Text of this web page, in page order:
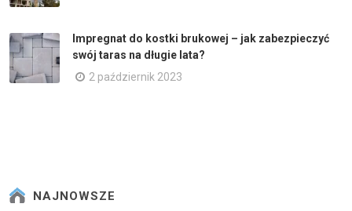
Impregnat do kostki brukowej – jak zabezpieczyć
swój taras na długie lata?
2 październik 2023
NAJNOWSZE